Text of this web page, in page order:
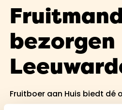
bezorgen
Fruitboer aan Huis biedt dé